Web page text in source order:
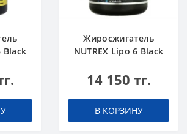
Black
caps
Жиросжигатель
NUTREX Lipo 6 Black
Concentrate 30 caps
14 150 тг.
В КОРЗИНУ